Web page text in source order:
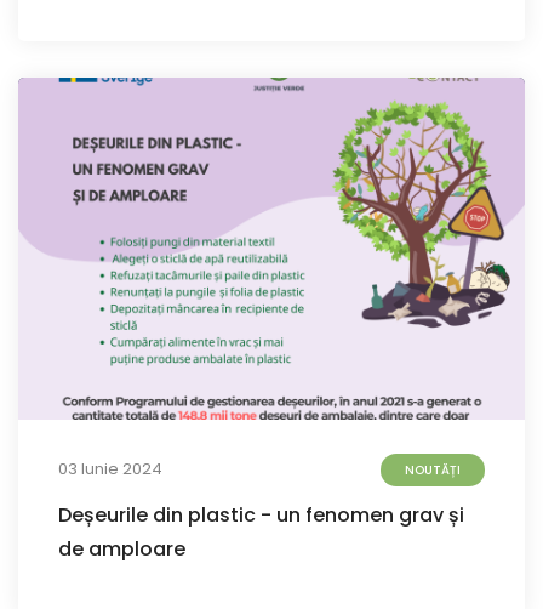
03 Iunie 2024 NOUTĂȚI
Deșeurile din plastic - un fenomen grav și
de amploare